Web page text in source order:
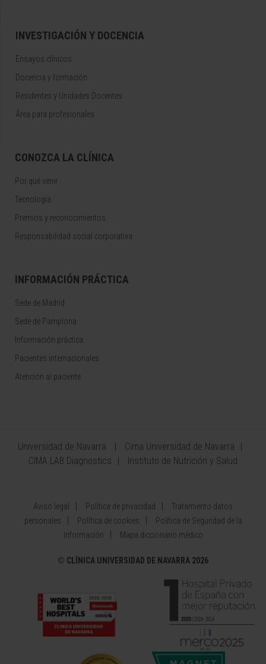
INVESTIGACIÓN Y DOCENCIA
Ensayos clínicos
Docencia y formación
Residentes y Unidades Docentes
Área para profesionales
CONOZCA LA CLÍNICA
Por qué venir
Tecnología
Premios y reconocimientos
Responsabilidad social corporativa
INFORMACIÓN PRÁCTICA
Sede de Madrid
Sede de Pamplona
Información práctica
Pacientes internacionales
Atención al paciente
Universidad de Navarra
Cima Universidad de Navarra
CIMA LAB Diagnostics
Instituto de Nutrición y Salud
Aviso legal Política de privacidad
Tratamiento datos
personales
Política de cookies
Política de Seguridad de la
Información
Mapa diccionario médico
© CLÍNICA UNIVERSIDAD DE NAVARRA 2026